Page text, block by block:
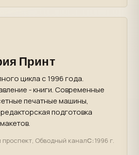
Принт
цикла с 1996 года.
- книги. Современные
печатные машины,
подготовка
проспект, Обводный каналС:1996 г.